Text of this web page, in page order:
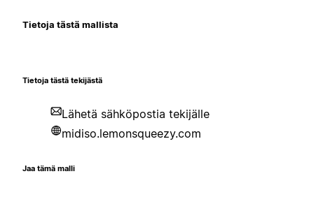
Tietoja tästä mallista
Tietoja tästä tekijästä
Lähetä sähköpostia tekijälle
midiso.lemonsqueezy.com
Jaa tämä malli